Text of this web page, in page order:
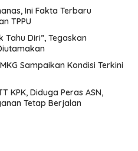
Ini Fakta Terbaru
TPPU
Tahu Diri”, Tegaskan
Sampaikan Kondisi Terkini
KPK, Diduga Peras ASN,
Tetap Berjalan